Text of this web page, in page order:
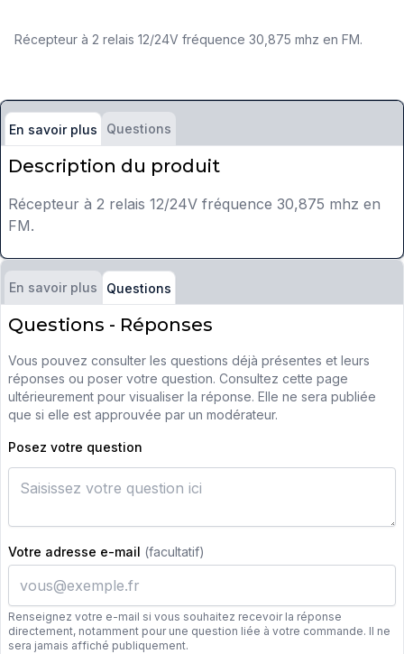
Récepteur à 2 relais 12/24V fréquence 30,875 mhz en FM.
En savoir plus Questions
Description du produit
Récepteur à 2 relais 12/24V fréquence 30,875 mhz en
FM.
En savoir plus Questions
Questions - Réponses
Vous pouvez consulter les questions déjà présentes et leurs
réponses ou poser votre question. Consultez cette page
ultérieurement pour visualiser la réponse. Elle ne sera publiée
que si elle est approuvée par un modérateur.
Posez votre question
Votre adresse e-mail (facultatif)
Renseignez votre e-mail si vous souhaitez recevoir la réponse
directement, notamment pour une question liée à votre commande. Il ne
sera jamais affiché publiquement.